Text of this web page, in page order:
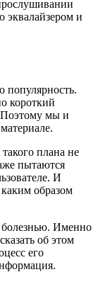
эквалайзером и
популярность.
короткий
Поэтому мы и
плана не
пытаются
И
образом
болезнью. Именно
об этом
его